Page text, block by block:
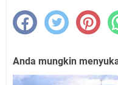
Anda mungkin